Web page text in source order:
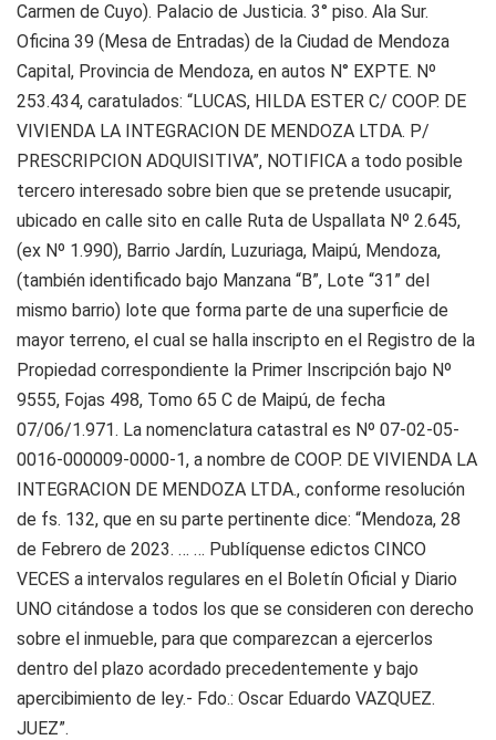
Carmen de Cuyo). Palacio de Justicia. 3° piso. Ala Sur.
Oficina 39 (Mesa de Entradas) de la Ciudad de Mendoza
Capital, Provincia de Mendoza, en autos N° EXPTE. Nº
253.434, caratulados: “LUCAS, HILDA ESTER C/ COOP. DE
VIVIENDA LA INTEGRACION DE MENDOZA LTDA. P/
PRESCRIPCION ADQUISITIVA”, NOTIFICA a todo posible
tercero interesado sobre bien que se pretende usucapir,
ubicado en calle sito en calle Ruta de Uspallata Nº 2.645,
(ex Nº 1.990), Barrio Jardín, Luzuriaga, Maipú, Mendoza,
(también identificado bajo Manzana “B”, Lote “31” del
mismo barrio) lote que forma parte de una superficie de
mayor terreno, el cual se halla inscripto en el Registro de la
Propiedad correspondiente la Primer Inscripción bajo Nº
9555, Fojas 498, Tomo 65 C de Maipú, de fecha
07/06/1.971. La nomenclatura catastral es Nº 07-02-05-
0016-000009-0000-1, a nombre de COOP. DE VIVIENDA LA
INTEGRACION DE MENDOZA LTDA., conforme resolución
de fs. 132, que en su parte pertinente dice: “Mendoza, 28
de Febrero de 2023. … … Publíquense edictos CINCO
VECES a intervalos regulares en el Boletín Oficial y Diario
UNO citándose a todos los que se consideren con derecho
sobre el inmueble, para que comparezcan a ejercerlos
dentro del plazo acordado precedentemente y bajo
apercibimiento de ley.- Fdo.: Oscar Eduardo VAZQUEZ.
JUEZ”.